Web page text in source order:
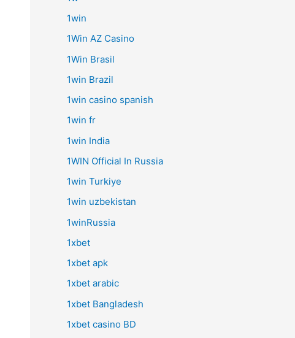
1win
1Win AZ Casino
1Win Brasil
1win Brazil
1win casino spanish
1win fr
1win India
1WIN Official In Russia
1win Turkiye
1win uzbekistan
1winRussia
1xbet
1xbet apk
1xbet arabic
1xbet Bangladesh
1xbet casino BD